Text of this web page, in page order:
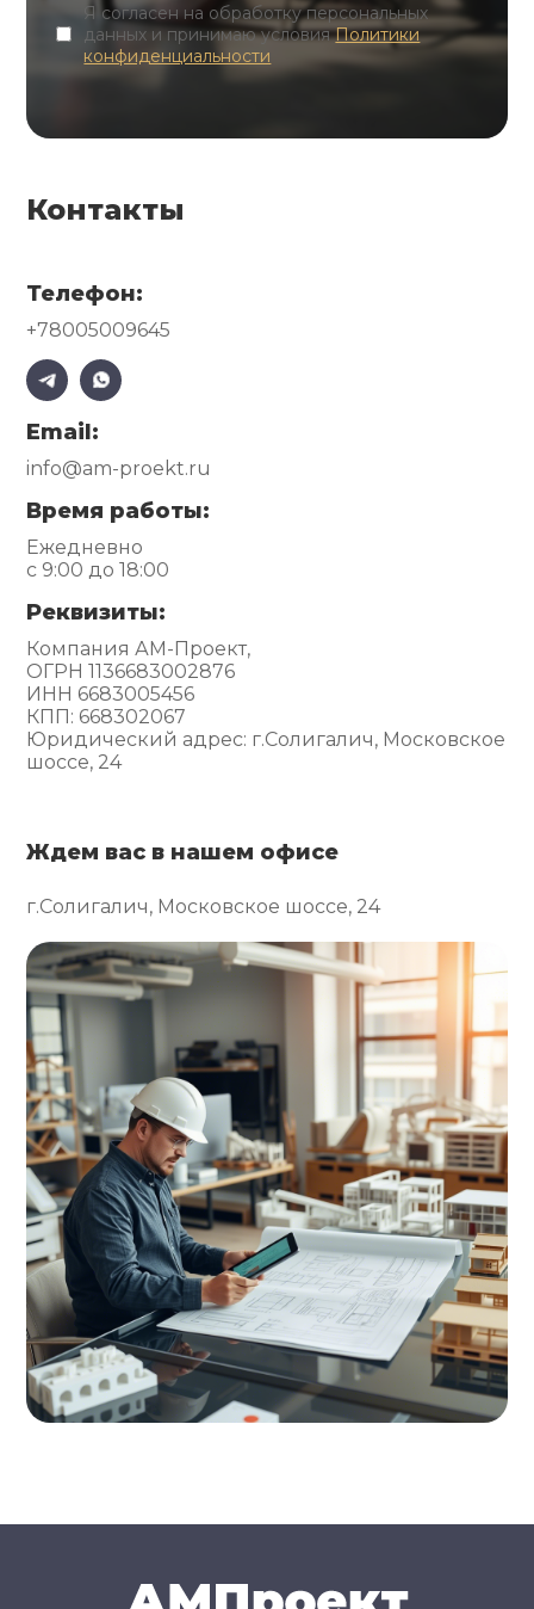
Я согласен на обработку персональных
данных и принимаю условияПолитики
конфиденциальности
Контакты
Телефон:
+78005009645
Email:
info@am-proekt.ru
Время работы:
Ежедневно
с 9:00 до 18:00
Реквизиты:
Компания АМ-Проект,
ОГРН 1136683002876
ИНН 6683005456
КПП: 668302067
Юридический адрес: г.Солигалич, Московское
шоссе, 24
Ждем вас в нашем офисе
г.Солигалич, Московское шоссе, 24